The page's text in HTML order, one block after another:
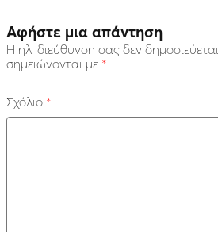
Αφήστε μια απάντηση
Η ηλ. διεύθυνση σας δεν δημοσιεύεται.
σημειώνονται με *
Σχόλιο *